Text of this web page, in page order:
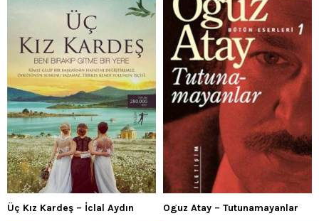
Üç Kız Kardeş – İclal Aydın Oguz Atay – Tutunamayanlar